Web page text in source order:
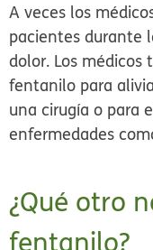
A veces los
pacientes durante
dolor. Los
fentanilo para
una cirugía o para
enfermedades
¿Qué otro